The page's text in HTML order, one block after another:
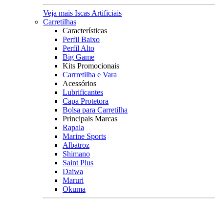
Veja mais Iscas Artificiais
Carretilhas
Características
Perfil Baixo
Perfil Alto
Big Game
Kits Promocionais
Carrretilha e Vara
Acessórios
Lubrificantes
Capa Protetora
Bolsa para Carretilha
Principais Marcas
Rapala
Marine Sports
Albatroz
Shimano
Saint Plus
Daiwa
Maruri
Okuma